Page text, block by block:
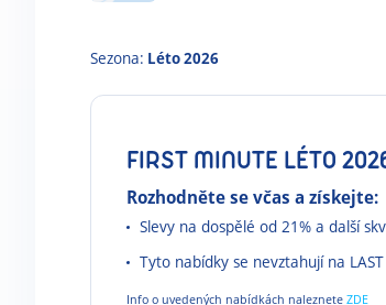
Sezona: Léto 2026
FIRST MINUTE LÉTO
Rozhodněte se včas a získejte:
Slevy na dospělé od 21% a další
Tyto nabídky se nevztahují na
Info o uvedených nabídkách naleznete ZDE